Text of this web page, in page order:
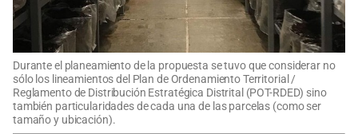
Durante el planeamiento de la propuesta se tuvo que considerar no
sólo los lineamientos del Plan de Ordenamiento Territorial /
Reglamento de Distribución Estratégica Distrital (POT-RDED) sino
también particularidades de cada una de las parcelas (como ser
tamaño y ubicación).